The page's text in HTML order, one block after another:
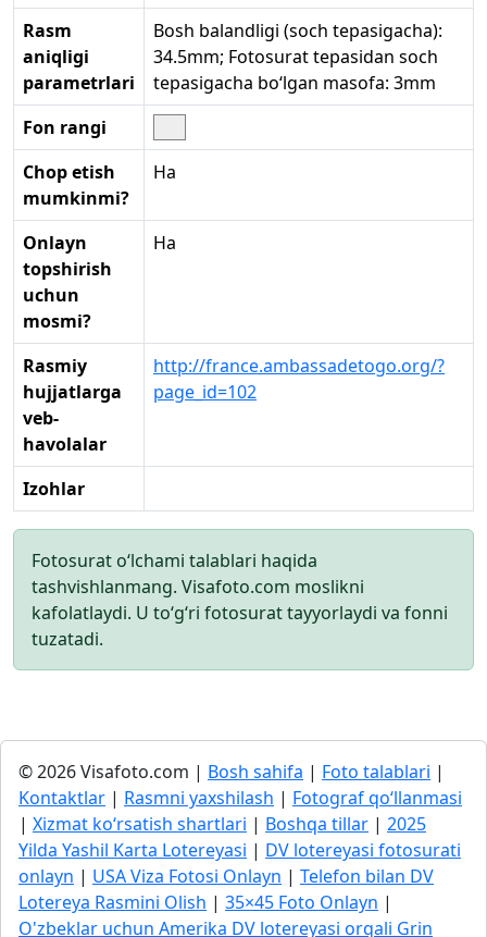
Rasm
aniqligi
parametrlari
Bosh balandligi (soch tepasigacha):
34.5mm; Fotosurat tepasidan soch
tepasigacha bo‘lgan masofa: 3mm
Fon rangi
Chop etish
mumkinmi?
Ha
Onlayn
topshirish
uchun
mosmi?
Ha
Rasmiy
hujjatlarga
veb-
havolalar
http://france.ambassadetogo.org/?
page_id=102
Izohlar
Fotosurat o‘lchami talablari haqida
tashvishlanmang. Visafoto.com moslikni
kafolatlaydi. U to‘g‘ri fotosurat tayyorlaydi va fonni
tuzatadi.
© 2026 Visafoto.com | Bosh sahifa | Foto talablari |
Kontaktlar | Rasmni yaxshilash | Fotograf qo‘llanmasi
| Xizmat ko‘rsatish shartlari | Boshqa tillar | 2025
Yilda Yashil Karta Lotereyasi | DV lotereyasi fotosurati
onlayn | USA Viza Fotosi Onlayn | Telefon bilan DV
Lotereya Rasmini Olish | 35×45 Foto Onlayn |
O'zbeklar uchun Amerika DV lotereyasi orqali Grin